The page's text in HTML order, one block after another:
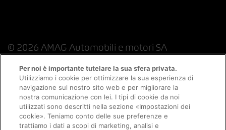
© 2026 AMAG Automobili e motori SA
Protezione dei dati Indicazioni giuridiche
Consulenza online informazioni legali
Per noi è importante tutelare la sua sfera privata.
Utilizziamo i cookie per ottimizzare la sua esperienza di
navigazione sul nostro sito web e per migliorare la
nostra comunicazione con lei. I tipi di cookie da noi
utilizzati sono descritti nella sezione «Impostazioni dei
cookie». Teniamo conto delle sue preferenze e
trattiamo i dati a scopi di marketing, analisi e